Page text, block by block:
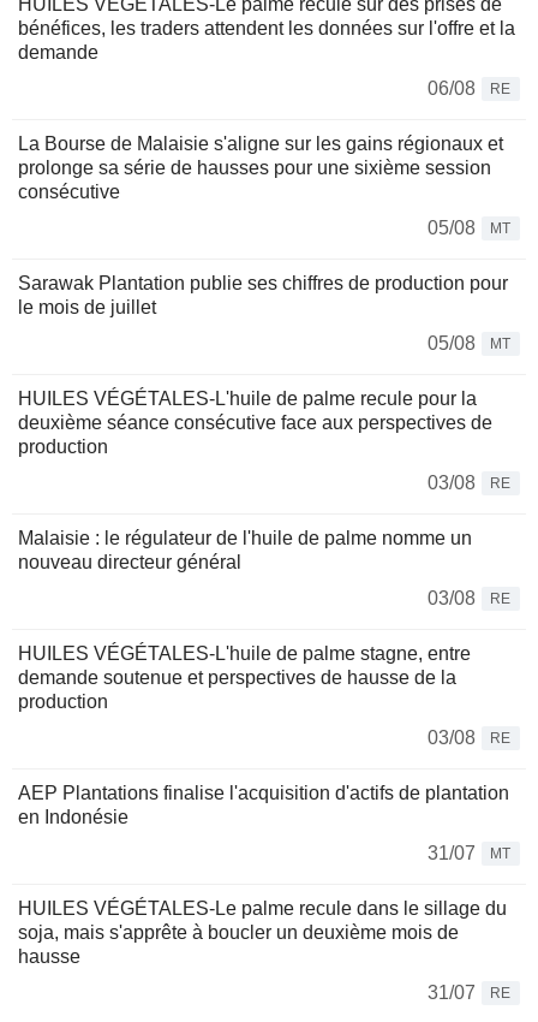
HUILES VÉGÉTALES-Le palme recule sur des prises de
bénéfices, les traders attendent les données sur l'offre et la
demande
06/08
RE
La Bourse de Malaisie s'aligne sur les gains régionaux et
prolonge sa série de hausses pour une sixième session
consécutive
05/08
MT
Sarawak Plantation publie ses chiffres de production pour
le mois de juillet
05/08
MT
HUILES VÉGÉTALES-L'huile de palme recule pour la
deuxième séance consécutive face aux perspectives de
production
03/08
RE
Malaisie : le régulateur de l'huile de palme nomme un
nouveau directeur général
03/08
RE
HUILES VÉGÉTALES-L'huile de palme stagne, entre
demande soutenue et perspectives de hausse de la
production
03/08
RE
AEP Plantations finalise l'acquisition d'actifs de plantation
en Indonésie
31/07
MT
HUILES VÉGÉTALES-Le palme recule dans le sillage du
soja, mais s'apprête à boucler un deuxième mois de
hausse
31/07
RE